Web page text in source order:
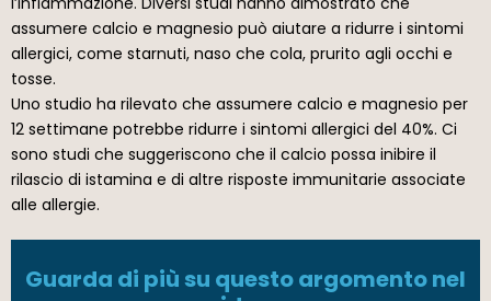
assumere calcio e magnesio può aiutare a ridurre i sintomi
allergici, come starnuti, naso che cola, prurito agli occhi e
tosse.
Uno studio ha rilevato che assumere calcio e magnesio per
12 settimane potrebbe ridurre i sintomi allergici del 40%. Ci
sono studi che suggeriscono che il calcio possa inibire il
rilascio di istamina e di altre risposte immunitarie associate
alle allergie.
Guarda di più su questo argomento nel